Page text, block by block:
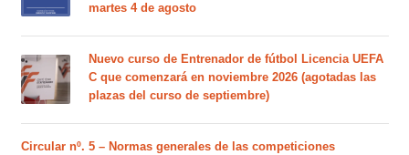
martes 4 de agosto
Nuevo curso de Entrenador de fútbol Licencia UEFA
C que comenzará en noviembre 2026 (agotadas las
plazas del curso de septiembre)
Circular nº. 5 – Normas generales de las competiciones